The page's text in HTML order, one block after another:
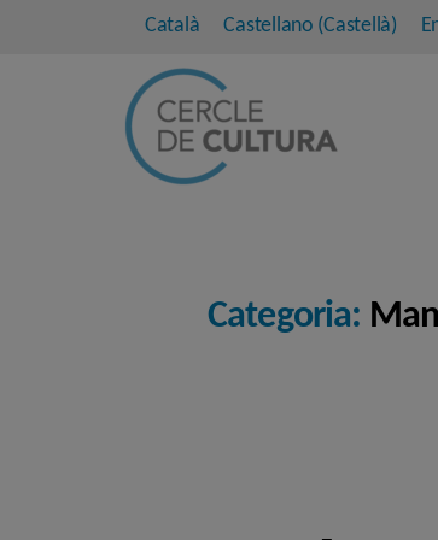
Català Castellano (Castellà)
Categoria: